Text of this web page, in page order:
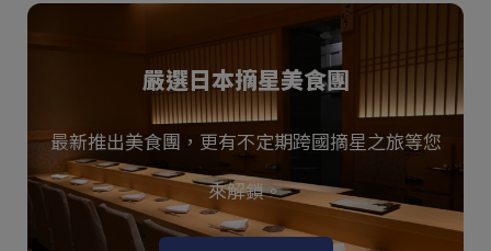
嚴選日本摘星美食團
最新推出美食團，更有不定期跨國摘星之旅等您
來解鎖。